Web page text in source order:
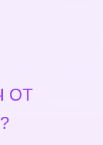
ОТ